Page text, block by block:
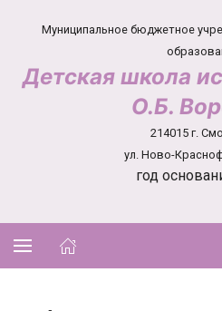
Муниципальное бюджетное
Детская школа
О.Б.
214015 г.
ул. Ново-
год